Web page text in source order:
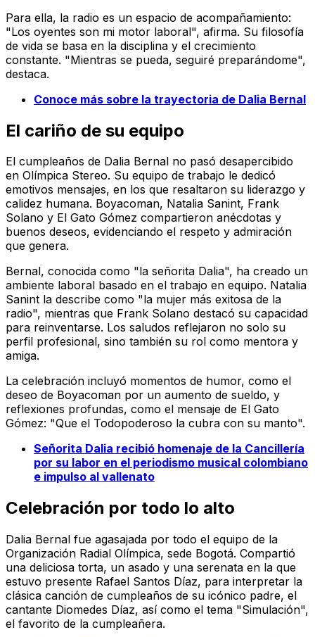
Para ella, la radio es un espacio de acompañamiento:
"Los oyentes son mi motor laboral", afirma. Su filosofía
de vida se basa en la disciplina y el crecimiento
constante. "Mientras se pueda, seguiré preparándome",
destaca.
Conoce más sobre la trayectoria de Dalia Bernal
El cariño de su equipo
El cumpleaños de Dalia Bernal no pasó desapercibido
en Olímpica Stereo. Su equipo de trabajo le dedicó
emotivos mensajes, en los que resaltaron su liderazgo y
calidez humana. Boyacoman, Natalia Sanint, Frank
Solano y El Gato Gómez compartieron anécdotas y
buenos deseos, evidenciando el respeto y admiración
que genera.
Bernal, conocida como "la señorita Dalia", ha creado un
ambiente laboral basado en el trabajo en equipo. Natalia
Sanint la describe como "la mujer más exitosa de la
radio", mientras que Frank Solano destacó su capacidad
para reinventarse. Los saludos reflejaron no solo su
perfil profesional, sino también su rol como mentora y
amiga.
La celebración incluyó momentos de humor, como el
deseo de Boyacoman por un aumento de sueldo, y
reflexiones profundas, como el mensaje de El Gato
Gómez: "Que el Todopoderoso la cubra con su manto".
Señorita Dalia recibió homenaje de la Cancillería
por su labor en el periodismo musical colombiano
e impulso al vallenato
Celebración por todo lo alto
Dalia Bernal fue agasajada por todo el equipo de la
Organización Radial Olímpica, sede Bogotá. Compartió
una deliciosa torta, un asado y una serenata en la que
estuvo presente Rafael Santos Díaz, para interpretar la
clásica canción de cumpleaños de su icónico padre, el
cantante Diomedes Díaz, así como el tema "Simulación",
el favorito de la cumpleañera.